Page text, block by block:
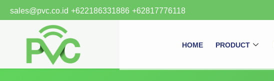
to
sales@pvc.co.id +622186331886 +62817776118
HOME PRODUCT